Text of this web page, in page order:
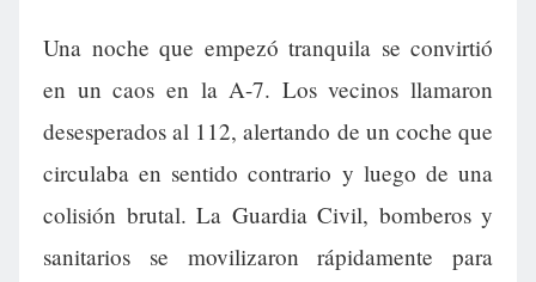
Una noche que empezó tranquila se convirtió
en un caos en la A-7. Los vecinos llamaron
desesperados al 112, alertando de un coche que
circulaba en sentido contrario y luego de una
colisión brutal. La Guardia Civil, bomberos y
sanitarios se movilizaron rápidamente para